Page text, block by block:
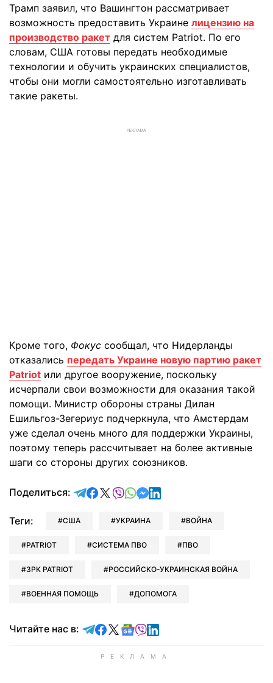
Трамп заявил, что Вашингтон рассматривает
возможность предоставить Украине лицензию на
производство ракет для систем Patriot. По его
словам, США готовы передать необходимые
технологии и обучить украинских специалистов,
чтобы они могли самостоятельно изготавливать
такие ракеты.
РЕКЛАМА
Кроме того, Фокус сообщал, что Нидерланды
отказались передать Украине новую партию ракет
Patriot или другое вооружение, поскольку
исчерпали свои возможности для оказания такой
помощи. Министр обороны страны Дилан
Ешильгоз-Зегериус подчеркнула, что Амстердам
уже сделал очень много для поддержки Украины,
поэтому теперь рассчитывает на более активные
шаги со стороны других союзников.
Поделиться: отправить в Telegram
поделиться в Facebook
поделиться в X
отправить в Viber
отправить в Whatsapp
отправить в Messenger
отправить в LinkedIn
Теги: США УКРАИНА ВОЙНА
PATRIOT СИСТЕМА ПВО ПВО
ЗРК PATRIOT РОССИЙСКО-УКРАИНСКАЯ ВОЙНА
ВОЕННАЯ ПОМОЩЬ ДОПОМОГА
Читайте нас в: Читайте в Telegram
Читайте в Facebook
Читайте в X
Читайте в Google news
Читайте в Viber
Читайте в LinkedIn